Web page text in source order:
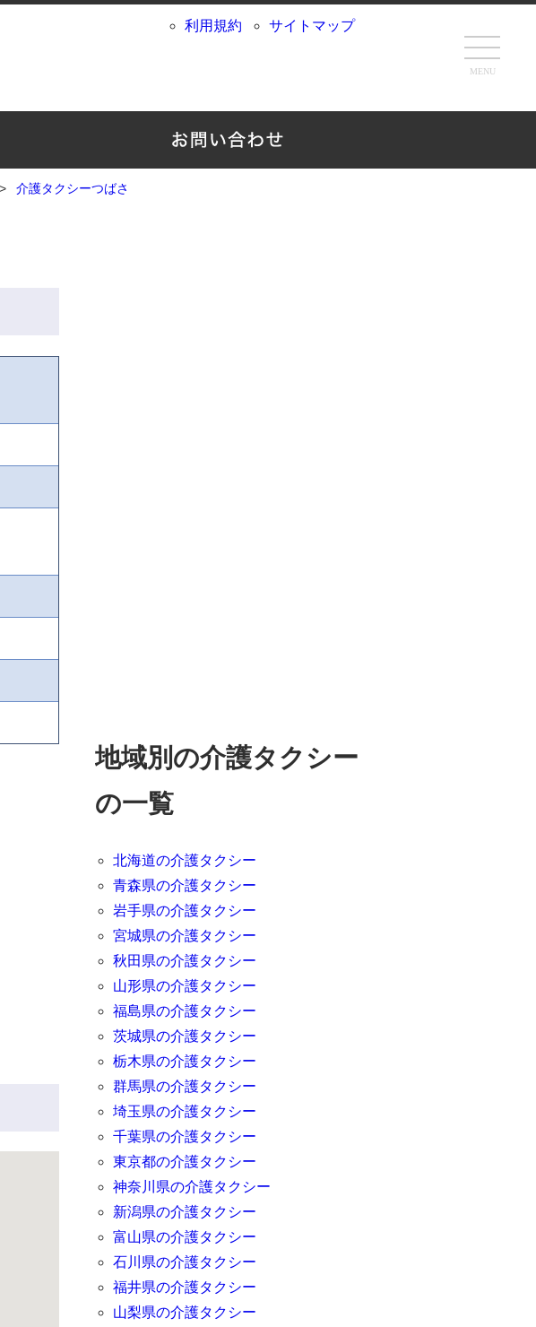
MENU
利用規約 サイトマップ
介護タクシーつばさ
地域別の介護タクシー
の一覧
北海道の介護タクシー
青森県の介護タクシー
岩手県の介護タクシー
宮城県の介護タクシー
秋田県の介護タクシー
山形県の介護タクシー
福島県の介護タクシー
茨城県の介護タクシー
栃木県の介護タクシー
群馬県の介護タクシー
埼玉県の介護タクシー
千葉県の介護タクシー
東京都の介護タクシー
神奈川県の介護タクシー
新潟県の介護タクシー
富山県の介護タクシー
石川県の介護タクシー
福井県の介護タクシー
山梨県の介護タクシー